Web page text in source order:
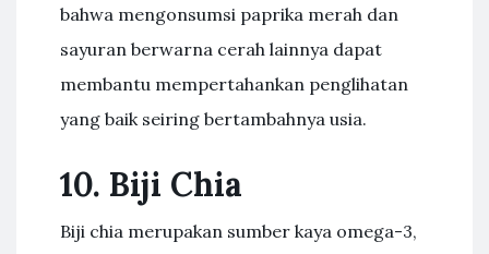
bahwa mengonsumsi paprika merah dan
sayuran berwarna cerah lainnya dapat
membantu mempertahankan penglihatan
yang baik seiring bertambahnya usia.
10. Biji Chia
Biji chia merupakan sumber kaya omega-3,